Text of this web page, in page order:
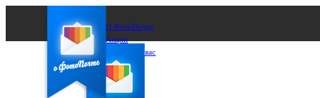
О ФотоПочте
Акции
Сделаем за вас
Бизнесу
FAQ
Франшиза